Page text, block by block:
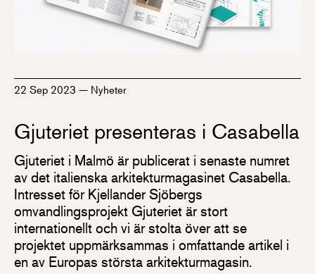
22 Sep 2023 — Nyheter
Gjuteriet presenteras i Casabella
Gjuteriet i Malmö är publicerat i senaste numret
av det italienska arkitekturmagasinet Casabella.
Intresset för Kjellander Sjöbergs
omvandlingsprojekt Gjuteriet är stort
internationellt och vi är stolta över att se
projektet uppmärksammas i omfattande artikel i
en av Europas största arkitekturmagasin.